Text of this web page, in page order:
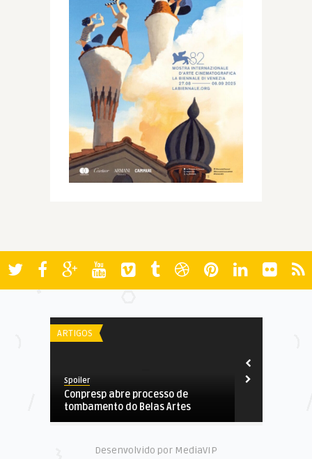
ARTIGOS
Spoiler
Conpresp abre processo de
tombamento do Belas Artes
Desenvolvido por MediaVIP